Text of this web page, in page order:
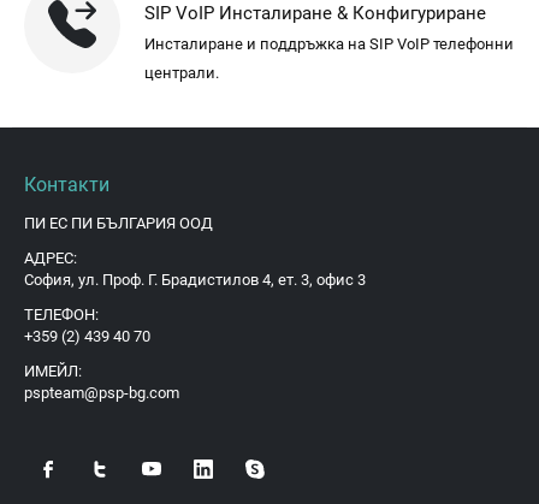
SIP VoIP Инсталиране & Конфигуриране
Инсталиране и поддръжка на SIP VoIP телефонни
централи.
Контакти
ПИ ЕС ПИ БЪЛГАРИЯ ООД
АДРЕС:
София, ул. Проф. Г. Брадистилов 4, ет. 3, офис 3
ТЕЛЕФОН:
+359 (2) 439 40 70
ИМЕЙЛ:
pspteam@psp-bg.com